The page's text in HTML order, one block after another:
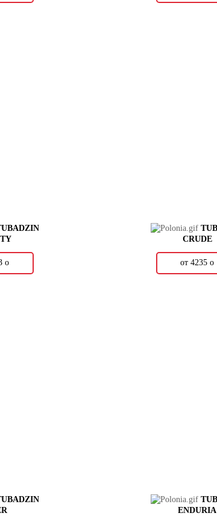
о
CRUDE
от 4235о
ENDURIA